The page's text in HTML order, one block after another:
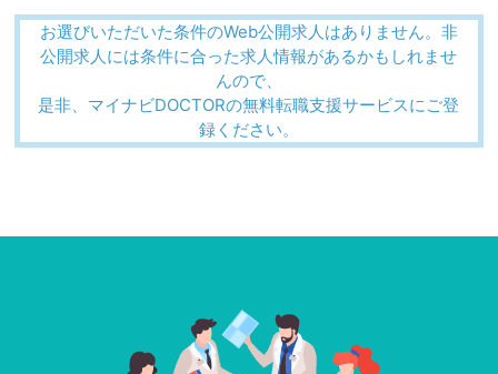
お選びいただいた条件のWeb公開求人はありません。非
公開求人には条件に合った求人情報があるかもしれませ
んので、
是非、マイナビDOCTORの無料転職支援サービスにご登
録ください。